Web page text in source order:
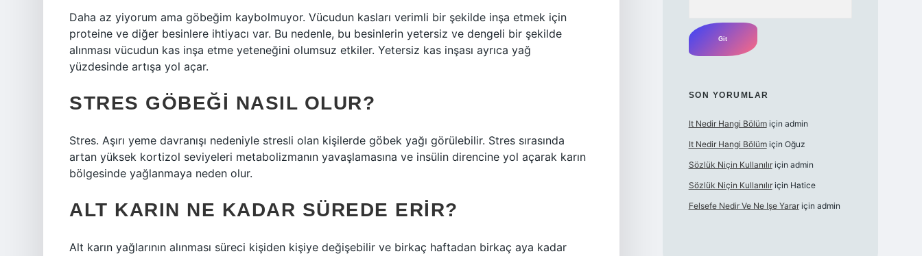
Daha az yiyorum ama göbeğim kaybolmuyor. Vücudun kasları verimli bir şekilde inşa etmek için
proteine ​​ve diğer besinlere ihtiyacı var. Bu nedenle, bu besinlerin yetersiz ve dengeli bir şekilde
alınması vücudun kas inşa etme yeteneğini olumsuz etkiler. Yetersiz kas inşası ayrıca yağ
yüzdesinde artışa yol açar.
STRES GÖBEĞI NASIL OLUR?
Stres. Aşırı yeme davranışı nedeniyle stresli olan kişilerde göbek yağı görülebilir. Stres sırasında
artan yüksek kortizol seviyeleri metabolizmanın yavaşlamasına ve insülin direncine yol açarak karın
bölgesinde yağlanmaya neden olur.
ALT KARIN NE KADAR SÜREDE ERIR?
Alt karın yağlarının alınması süreci kişiden kişiye değişebilir ve birkaç haftadan birkaç aya kadar
SON YORUMLAR
It Nedir Hangi Bölümiçin admin
It Nedir Hangi Bölümiçin Oğuz
Sözlük Niçin Kullanılıriçin admin
Sözlük Niçin Kullanılıriçin Hatice
Felsefe Nedir Ve Ne Işe Yarariçin admin